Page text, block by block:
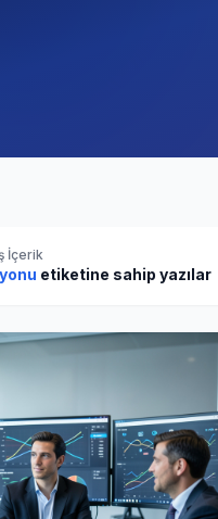
İçerik
etiketine sahip yazılar